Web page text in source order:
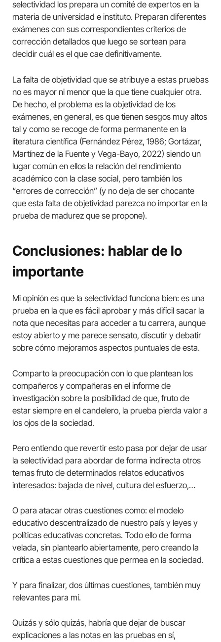
selectividad los prepara un comité de expertos en la
materia de universidad e instituto. Preparan diferentes
exámenes con sus correspondientes criterios de
corrección detallados que luego se sortean para
decidir cuál es el que cae definitivamente.
La falta de objetividad que se atribuye a estas pruebas
no es mayor ni menor que la que tiene cualquier otra.
De hecho, el problema es la objetividad de los
exámenes, en general, es que tienen sesgos muy altos
tal y como se recoge de forma permanente en la
literatura científica (Fernández Pérez, 1986; Gortázar,
Martínez de la Fuente y Vega-Bayo, 2022) siendo un
lugar común en ellos la relación del rendimiento
académico con la clase social, pero también los
“errores de corrección” (y no deja de ser chocante
que esta falta de objetividad parezca no importar en la
prueba de madurez que se propone).
Conclusiones: hablar de lo
importante
Mi opinión es que la selectividad funciona bien: es una
prueba en la que es fácil aprobar y más difícil sacar la
nota que necesitas para acceder a tu carrera, aunque
estoy abierto y me parece sensato, discutir y debatir
sobre cómo mejoramos aspectos puntuales de esta.
Comparto la preocupación con lo que plantean los
compañeros y compañeras en el informe de
investigación sobre la posibilidad de que, fruto de
estar siempre en el candelero, la prueba pierda valor a
los ojos de la sociedad.
Pero entiendo que revertir esto pasa por dejar de usar
la selectividad para abordar de forma indirecta otros
temas fruto de determinados relatos educativos
interesados: bajada de nivel, cultura del esfuerzo,…
O para atacar otras cuestiones como: el modelo
educativo descentralizado de nuestro país y leyes y
políticas educativas concretas. Todo ello de forma
velada, sin plantearlo abiertamente, pero creando la
crítica a estas cuestiones que permea en la sociedad.
Y para finalizar, dos últimas cuestiones, también muy
relevantes para mí.
Quizás y sólo quizás, habría que dejar de buscar
explicaciones a las notas en las pruebas en sí,